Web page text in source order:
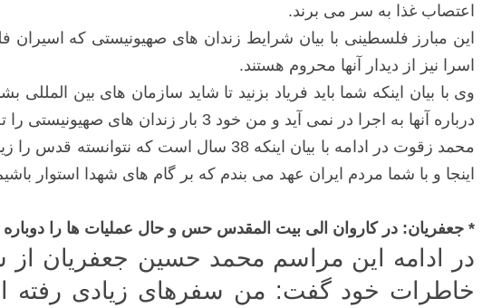
اعتصاب غذا به سر می برند.
این مبارز فلسطینی با بیان شرایط زندان های صهیونیستی که
اسرا نیز از دیدار آنها محروم هستند.
وی با بیان اینکه شما باید فریاد بزنید تا شاید سازمان های بین
درباره آنها به اجرا در نمی آید و من خود 3 بار زندان های صهیونیستی را تجربه کرده ام و معنی نبود آزادی را می دانم.
محمد زقوت در ادامه با بیان اینکه 38
اینجا و با شما مردم ایران عهد می بندم که بر گام های شهدا استوار
* جعفریان: در کاروان الی بیت المقدس حس و حال عملیات ها را
در ادامه این مراسم محمد حسین جعفریان از